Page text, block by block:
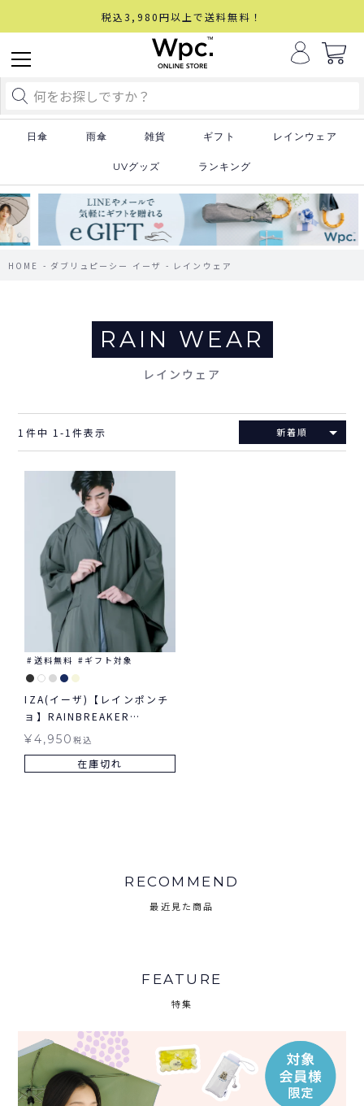
税込3,980円以上で送料無料！
日傘 雨傘 雑貨 ギフト レインウェア
UVグッズ ランキング
HOME ダブリュピーシー イーザ レインウェア
RAIN WEAR
レインウェア
新着順
1 件中 1 -1件表示
送料無料 ギフト対象
IZA(イーザ)【レインポンチ
ョ】RAINBREAKER
PONCHO レインブレーカー
ト対象 送料無料
¥4,950税込
在庫切れ
RECOMMEND
最近見た商品
FEATURE
特集